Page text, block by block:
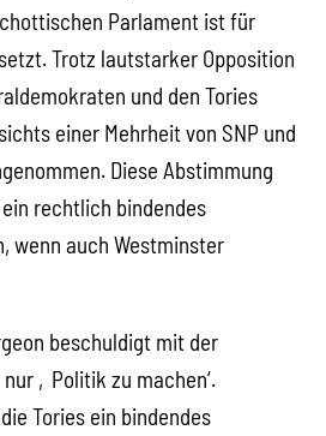
Parlament ist für
Trotz lautstarker Opposition
und den Tories
einer Mehrheit von SNP und
Diese Abstimmung
rechtlich bindendes
wenn auch Westminster
beschuldigt mit der
‚Politik zu machen‘.
Tories ein bindendes